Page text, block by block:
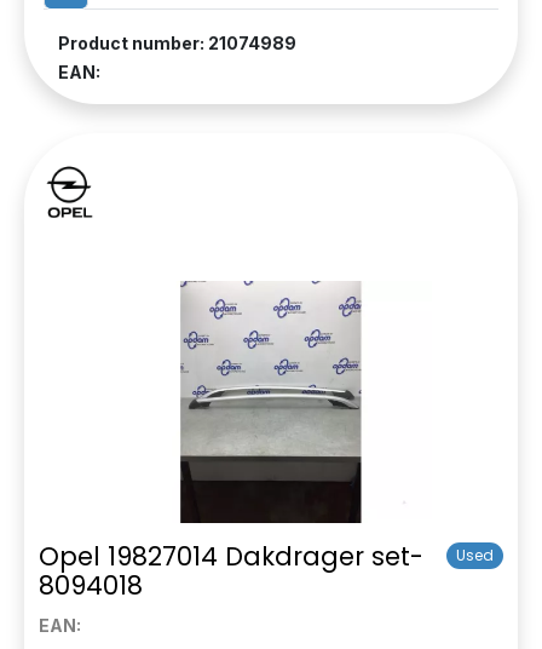
Product number: 21074989
EAN:
Opel 19827014 Dakdrager set-
8094018
Used
EAN: